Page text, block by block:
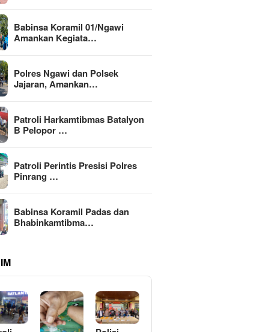
Babinsa Koramil 01/Ngawi
Amankan Kegiata…
Polres Ngawi dan Polsek
Jajaran, Amankan…
Patroli Harkamtibmas Batalyon
B Pelopor …
Patroli Perintis Presisi Polres
Pinrang …
Babinsa Koramil Padas dan
Bhabinkamtibma…